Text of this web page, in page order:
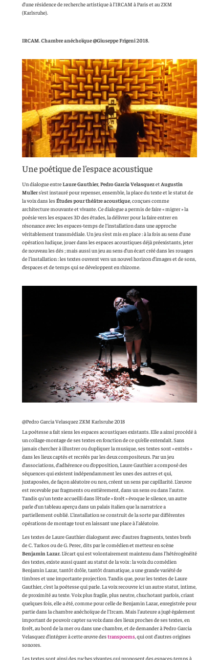
d’une résidence de recherche artistique à l’IRCAM à Paris et au ZKM
(Karlsruhe).
IRCAM. Chambre anéchoïque @Giuseppe Frigeni 2018.
Une poétique de l’espace acoustique
Un dialogue entreLaure Gauthier, Pedro Garcia VelasquezetAugustin
Mullers’est instauré pour repenser, ensemble, la place du texte et le statut de
la voix dans lesÉtudes pour théâtre acoustique, conçues comme
architecture mouvante et vivante. Ce dialogue a permis de faire « migrer » la
poésie vers les espaces 3D des études, la délivrer pour la faire entrer en
résonance avec les espaces-temps de l’installation dans une approche
véritablement transmédiale. Un jeu s’est mis en place : à la fois au sens d’une
opération ludique, jouer dans les espaces acoustiques déjà préexistants, jeter
de nouveau les dés ; mais aussi un jeu au sens d’un écart créé dans les rouages
de l’installation : les textes ouvrent vers un nouvel horizon d’images et de sons,
d’espaces et de temps qui se développent en rhizome.
@Pedro Garcia Velasquez ZKM Karlsruhe 2018
La poétesse a fait siens les espaces acoustiques existants. Elle a ainsi procédé à
un collage-montage de ses textes en fonction de ce qu’elle entendait. Sans
jamais chercher à illustrer ou dupliquer la musique, ses textes sont « entrés »
dans les lieux captés et recréés par les deux compositeurs. Par un jeu
d’associations, d’adhérence ou d’opposition, Laure Gauthier a composé des
séquences qui existent indépendamment les unes des autres et qui,
juxtaposées, de façon aléatoire ou non, créent un sens par capillarité. L’œuvre
est recevable par fragments ou entièrement, dans un sens ou dans l’autre.
Tandis qu’un texte accueilli dans l’étude « forêt » évoque le silence, un autre
parle d’un tableau aperçu dans un palais italien que la narratrice a
partiellement oublié. L’installation se construit de la sorte par différentes
opérations de montage tout en laissant une place à l’aléatoire.
Les textes de Laure Gauthier dialoguent avec d’autres fragments, textes brefs
de C. Tarkos ou de G. Perec, dits par le comédien et metteur en scène
Benjamin Lazar. L’écart qui est volontairement maintenu dans l’hétérogénéité
des textes, existe aussi quant au statut de la voix : la voix du comédien
Benjamin Lazar, tantôt drôle, tantôt dramatique, a une grande variété de
timbres et une importante projection. Tandis que, pour les textes de Laure
Gauthier, c’est la poétesse qui parle. La voix recouvre ici un autre statut, intime,
de proximité au texte. Voix plus fragile, plus neutre, chuchotant parfois, criant
quelques fois, elle a été, comme pour celle de Benjamin Lazar, enregistrée pour
partie dans la chambre anéchoïque de l’Ircam. Mais l’auteure a jugé également
important de pouvoir capter sa voix dans des lieux proches de ses textes, en
forêt, au bord de la mer ou dans une chambre, et de demander à Pedro Garcia
Velasquez d’intégrer à cette œuvre destranspoems, qui ont d’autres origines
sonores.
Les textes sont ainsi des ruches vivantes qui proposent des espaces-temps à